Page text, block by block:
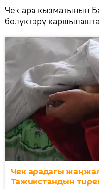
Чек ара кызматынын
бөлүктөрү
Чек арадагы
Тажикстандын